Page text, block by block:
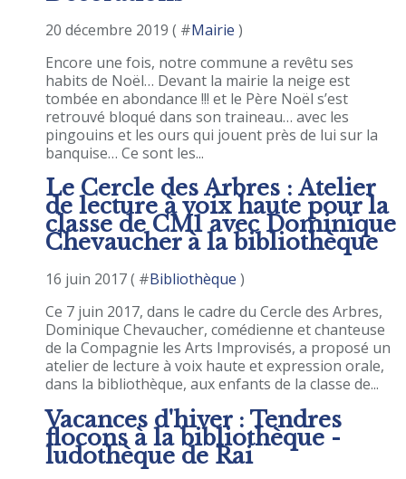
20 décembre 2019 ( #Mairie )
Encore une fois, notre commune a revêtu ses
habits de Noël… Devant la mairie la neige est
tombée en abondance !!! et le Père Noël s’est
retrouvé bloqué dans son traineau… avec les
pingouins et les ours qui jouent près de lui sur la
banquise… Ce sont les...
Le Cercle des Arbres : Atelier
de lecture à voix haute pour la
classe de CM1 avec Dominique
Chevaucher à la bibliothèque
16 juin 2017 ( #Bibliothèque )
Ce 7 juin 2017, dans le cadre du Cercle des Arbres,
Dominique Chevaucher, comédienne et chanteuse
de la Compagnie les Arts Improvisés, a proposé un
atelier de lecture à voix haute et expression orale,
dans la bibliothèque, aux enfants de la classe de...
Vacances d'hiver : Tendres
flocons à la bibliothèque -
ludothèque de Rai